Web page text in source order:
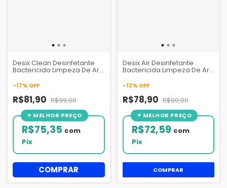
Desix Clean Desinfetante
Bactericida Limpeza De Ar
Condicionado 5 Litros
-17% OFF
R$81,90 R$99,00
R$75,35 com
Pix
Desix Air Desinfetante
Bactericida Limpeza De Ar
Condicionado - 1L e 5
-12% OFF
R$78,90 R$90,00
R$72,59 com
Pix
COMPRAR